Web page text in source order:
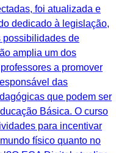
foi atualizada e
dedicado à legislação,
possibilidades de
amplia um dos
a promover
das
que podem ser
Básica. O curso
para incentivar
físico quanto no